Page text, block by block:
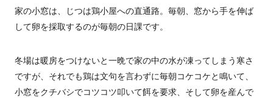
家の小窓は、じつは鶏小屋への直通路。毎朝、窓から手を伸ば
して卵を採取するのが毎朝の日課です。
冬場は暖房をつけないと一晩で家の中の水が凍ってしまう寒さ
ですが、それでも鶏は文句を言わずに毎朝コケコケと鳴いて、
小窓をクチバシでコツコツ叩いて餌を要求、そして卵を産んで